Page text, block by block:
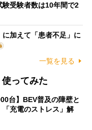
験受験者数は10年間で2
に加えて「患者不足」に
一覧を見る
ってみた
台】BEV普及の障壁と
充電のストレス」解